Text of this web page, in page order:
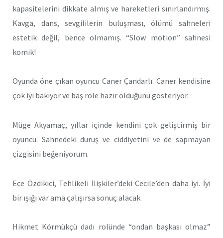
kapasitelerini dikkate almış ve hareketleri sınırlandırmış.
Kavga, dans, sevgililerin buluşması, ölümü sahneleri
estetik değil, bence olmamış. “Slow motion” sahnesi
komik!
Oyunda öne çıkan oyuncu Caner Çandarlı. Caner kendisine
çok iyi bakıyor ve baş role hazır olduğunu gösteriyor.
Müge Akyamaç, yıllar içinde kendini çok geliştirmiş bir
oyuncu. Sahnedeki duruş ve ciddiyetini ve de sapmayan
çizgisini beğeniyorum.
Ece Özdikici, Tehlikeli İlişkiler’deki Cecile’den daha iyi. İyi
bir ışığı var ama çalışırsa sonuç alacak.
Hikmet Körmükçü dadı rolünde “ondan başkası olmaz”